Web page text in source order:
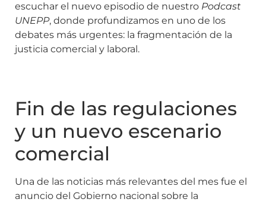
escuchar el nuevo episodio de nuestro Podcast
UNEPP, donde profundizamos en uno de los
debates más urgentes: la fragmentación de la
justicia comercial y laboral.
Fin de las regulaciones
y un nuevo escenario
comercial
Una de las noticias más relevantes del mes fue el
anuncio del Gobierno nacional sobre la